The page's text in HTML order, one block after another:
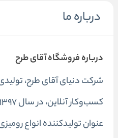
درباره ما
درباره فروشگاه آقای طرح
شرکت دنیای آقای طرح،
عنوان تولیدکننده انواع